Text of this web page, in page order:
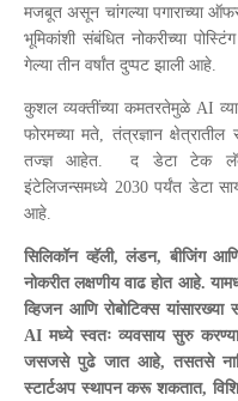
मजबूत असून चांगल्या पगाराच्या
भूमिकांशी संबंधित नोकरीच्या
गेल्या तीन वर्षांत दुप्पट झाली आहे.
कुशल व्यक्तींच्या कमतरतेमुळे AI
फोरमच्या मते, तंत्रज्ञान
तज्ज्ञ आहेत. द डेटा टेक
इंटेलिजन्समध्ये 2030 पर्यंत डेटा
आहे.
सिलिकॉन व्हॅली, लंडन, बीजिंग
नोकरीत लक्षणीय वाढ होत आहे.
व्हिजन आणि रोबोटिक्स यांसारख्या
AI मध्ये स्वतः व्यवसाय सुरु
जसजसे पुढे जात आहे, तसतसे
स्टार्टअप स्थापन करू शकतात,